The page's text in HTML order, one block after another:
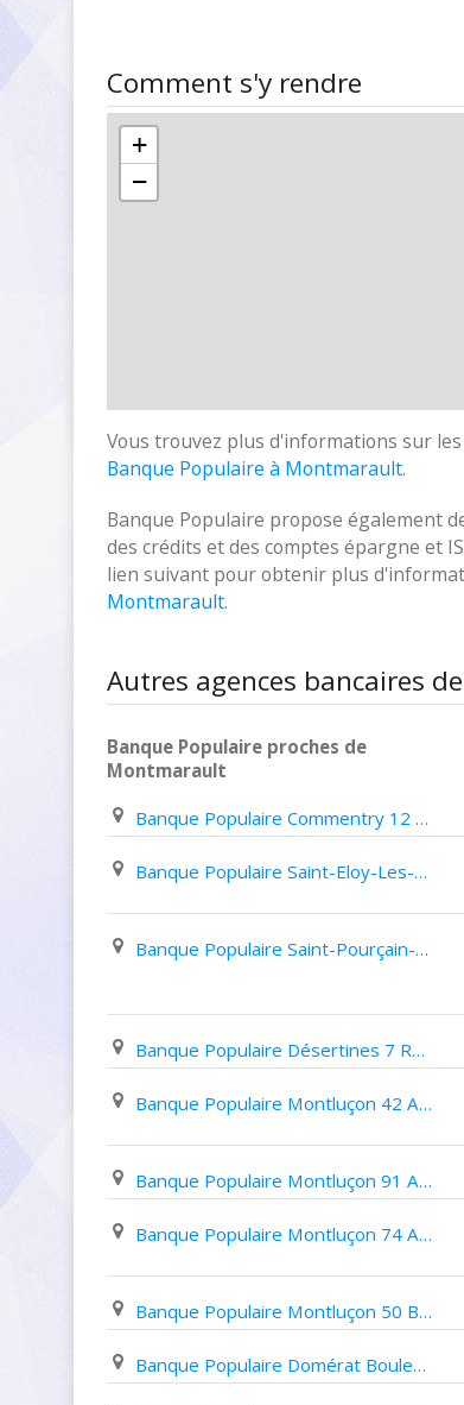
Comment s'y rendre
+
−
Vous trouvez plus d'informations sur
Banque Populaire à Montmarault.
Banque Populaire propose également
des crédits et des comptes épargne et
lien suivant pour obtenir plus
Montmarault.
Autres agences bancaires
Banque Populaire proches de
Montmarault
Banque Populaire Commentry 12 Rue Jean Jaurès
Banque Populaire Saint-Eloy-Les-Mines 57 Rue Jean Jaurès
Banque Populaire Saint-Pourçain-Sur-Sioule 61 Boulevard Ledru Rollin
Banque Populaire Désertines 7 Rue Joliot Curie
Banque Populaire Montluçon 42 Avenue de La République
Banque Populaire Montluçon 91 Avenue Jules Guesde
Banque Populaire Montluçon 74 Avenue Albert Thomas
Banque Populaire Montluçon 50 Boulevard de Courtais
Banque Populaire Domérat Boulevard Victor Hugo